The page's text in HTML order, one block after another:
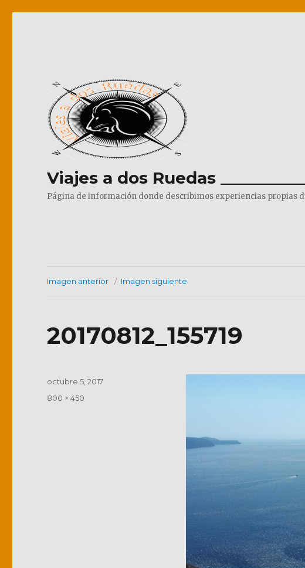
Viajes a dos Ruedas
Página de información donde describimos experiencias propias
Imagen anterior Imagen siguiente
20170812_155719
Publicado
octubre 5, 2017
Tamaño
800 × 450